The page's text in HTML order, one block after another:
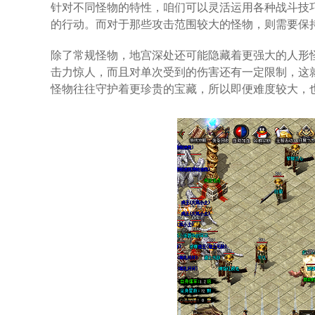
针对不同怪物的特性，咱们可以灵活运用各种战斗
的行动。而对于那些攻击范围较大的怪物，则需要
除了常规怪物，地宫深处还可能隐藏着更强大的人
击力惊人，而且对单次受到的伤害还有一定限制，
怪物往往守护着更珍贵的宝藏，所以即便难度较大，